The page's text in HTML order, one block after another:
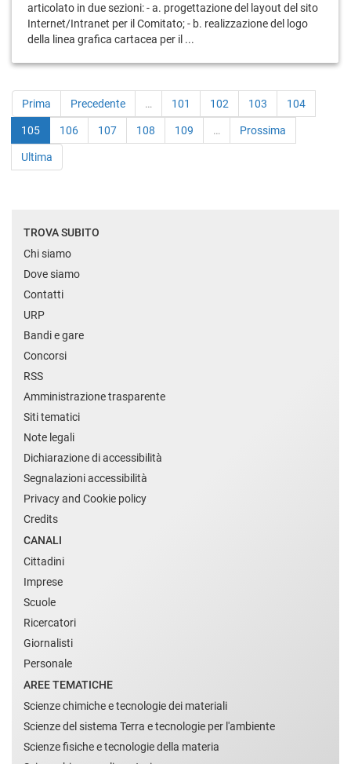
articolato in due sezioni: - a. progettazione del layout del sito
Internet/Intranet per il Comitato; - b. realizzazione del logo
della linea grafica cartacea per il ...
Prima Precedente … 101 102 103 104
105 106 107 108 109 … Prossima
Ultima
TROVA SUBITO
Chi siamo
Dove siamo
Contatti
URP
Bandi e gare
Concorsi
RSS
Amministrazione trasparente
Siti tematici
Note legali
Dichiarazione di accessibilità
Segnalazioni accessibilità
Privacy and Cookie policy
Credits
CANALI
Cittadini
Imprese
Scuole
Ricercatori
Giornalisti
Personale
AREE TEMATICHE
Scienze chimiche e tecnologie dei materiali
Scienze del sistema Terra e tecnologie per l'ambiente
Scienze fisiche e tecnologie della materia